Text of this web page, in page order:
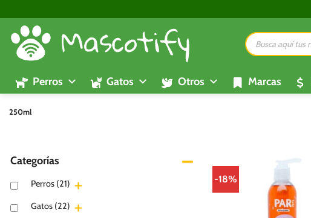
al
contenido
Búsqueda
de
productos
Perros Gatos Otros Marcas
250ml
Categorías
Perros (21)
Gatos (22)
-18%